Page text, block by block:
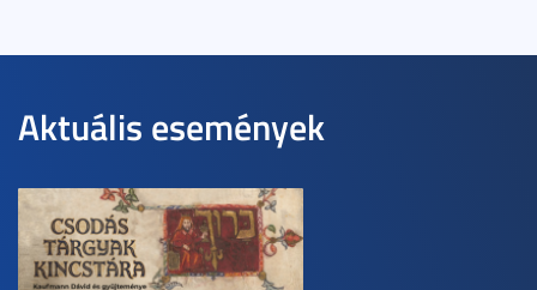
Aktuális események